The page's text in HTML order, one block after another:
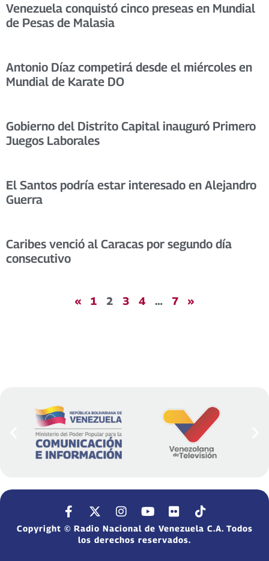
Venezuela conquistó cinco preseas en Mundial
de Pesas de Malasia
Antonio Díaz competirá desde el miércoles en
Mundial de Karate DO
Gobierno del Distrito Capital inauguró Primero
Juegos Laborales
El Santos podría estar interesado en Alejandro
Guerra
Caribes venció al Caracas por segundo día
consecutivo
« 1 2 3 4 … 7 »
Copyright © Radio Nacional de Venezuela C.A. Todos
los derechos reservados.